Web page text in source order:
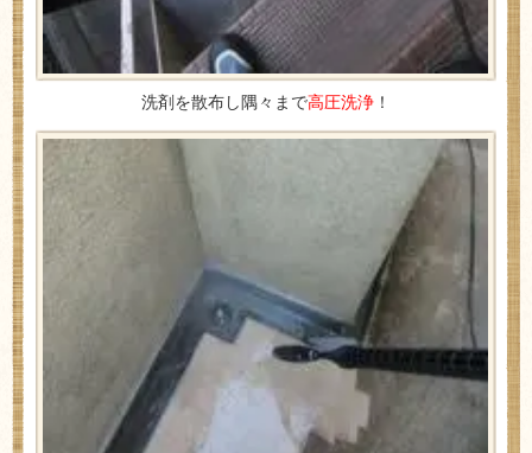
洗剤を散布し隅々まで高圧洗浄 ！